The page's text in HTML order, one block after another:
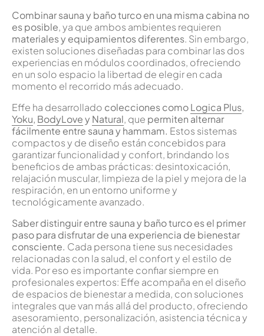
Combinar sauna y baño turco en una misma cabina no
es posible, ya que ambos ambientes requieren
materiales y equipamientos diferentes. Sin embargo,
existen soluciones diseñadas para combinar las dos
experiencias en módulos coordinados, ofreciendo
en un solo espacio la libertad de elegir en cada
momento el recorrido más adecuado.
Effe ha desarrollado colecciones comoLogica Plus,
Yoku, BodyLoveyNatural, que permiten alternar
fácilmente entre sauna y hammam. Estos sistemas
compactos y de diseño están concebidos para
garantizar funcionalidad y confort, brindando los
beneficios de ambas prácticas: desintoxicación,
relajación muscular, limpieza de la piel y mejora de la
respiración, en un entorno uniforme y
tecnológicamente avanzado.
Saber distinguir entre sauna y baño turco es el primer
paso para disfrutar de una experiencia de bienestar
consciente. Cada persona tiene sus necesidades
relacionadas con la salud, el confort y el estilo de
vida. Por eso es importante confiar siempre en
profesionales expertos: Effe acompaña en el diseño
de espacios de bienestar a medida, con soluciones
integrales que van más allá del producto, ofreciendo
asesoramiento, personalización, asistencia técnica y
atención al detalle.